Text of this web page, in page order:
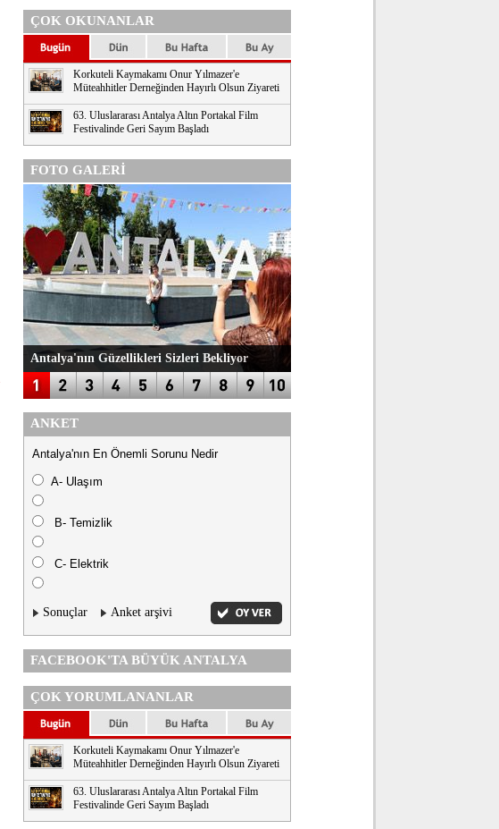
ÇOK OKUNANLAR
Korkuteli Kaymakamı Onur Yılmazer'e
Müteahhitler Derneğinden Hayırlı Olsun Ziyareti
63. Uluslararası Antalya Altın Portakal Film
Festivalinde Geri Sayım Başladı
FOTO GALERİ
Antalya'nın Güzellikleri Sizleri Bekliyor
ANKET
Antalya'nın En Önemli Sorunu Nedir
A- Ulaşım
B- Temizlik
C- Elektrik
Sonuçlar Anket arşivi
FACEBOOK'TA BÜYÜK ANTALYA
ÇOK YORUMLANANLAR
Korkuteli Kaymakamı Onur Yılmazer'e
Müteahhitler Derneğinden Hayırlı Olsun Ziyareti
63. Uluslararası Antalya Altın Portakal Film
Festivalinde Geri Sayım Başladı